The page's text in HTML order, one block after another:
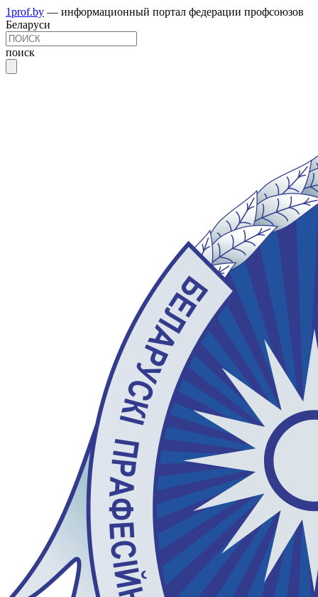
1prof.by — информационный портал федерации профсоюзов
Беларуси
поиск